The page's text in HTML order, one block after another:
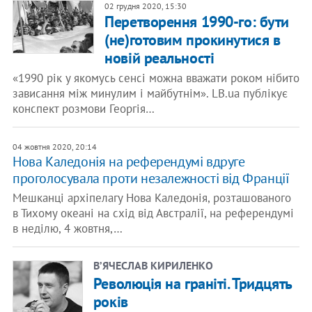
02 грудня 2020, 15:30
Перетворення 1990-го: бути
(не)готовим прокинутися в
новій реальності
«1990 рік у якомусь сенсі можна вважати роком нібито
зависання між минулим і майбутнім». LB.ua публікує
конспект розмови Георгія…
04 жовтня 2020, 20:14
Нова Каледонія на референдумі вдруге
проголосувала проти незалежності від Франції
Мешканці архіпелагу Нова Каледонія, розташованого
в Тихому океані на схід від Австралії, на референдумі
в неділю, 4 жовтня,…
В’ЯЧЕСЛАВ КИРИЛЕНКО
Революція на граніті. Тридцять
років